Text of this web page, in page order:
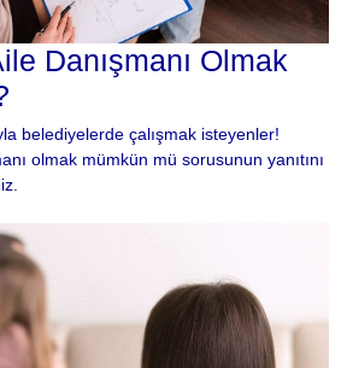
Danışmanı Olmak
belediyelerde çalışmak isteyenler!
olmak mümkün mü sorusunun yanıtını